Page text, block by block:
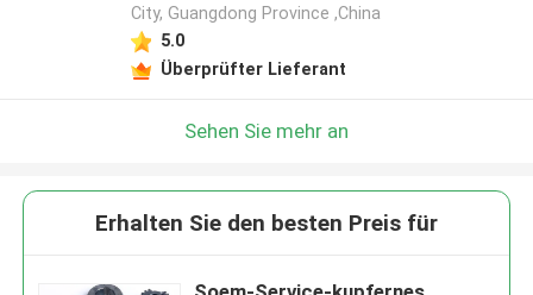
City, Guangdong Province ,China
5.0
Überprüfter Lieferant
Sehen Sie mehr an
Erhalten Sie den besten Preis für